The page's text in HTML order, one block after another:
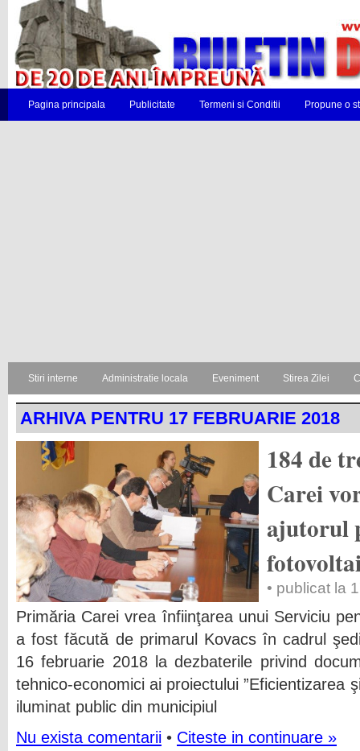
Pagina principala Publicitate Termeni si Conditii Propune o
Stiri interne Administratie locala Eveniment Stirea Zilei
ARHIVA PENTRU 17 FEBRUARIE 2018
184 de
Carei
ajutorul
• publicat la
Primăria Carei vrea înfiinţarea unui Serviciu
a fost făcută de primarul Kovacs în cadrul
16 februarie 2018 la dezbaterile privind
tehnico-economici ai proiectului ”Eficientizarea
iluminat public din municipiul
Nu exista comentarii • Citeste in continuare »